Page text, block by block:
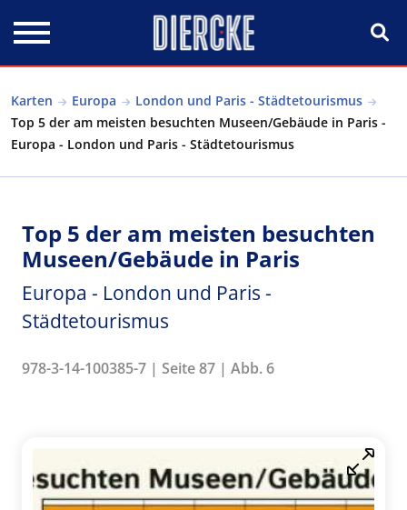
Karten Europa
London und Paris - Städtetourismus
Top 5 der am meisten besuchten Museen/Gebäude in Paris -
Europa - London und Paris - Städtetourismus
Top 5 der am meisten besuchten
Museen/Gebäude in Paris
Europa - London und Paris -
Städtetourismus
978-3-14-100385-7 | Seite 87 | Abb. 6